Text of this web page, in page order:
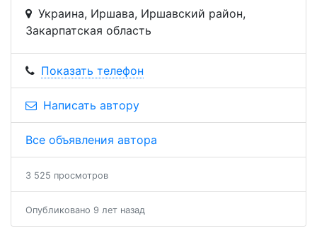
Украина, Иршава, Иршавский район,
Закарпатская область
Показать телефон
Написать автору
Все объявления автора
3 525 просмотров
Опубликовано 9 лет назад